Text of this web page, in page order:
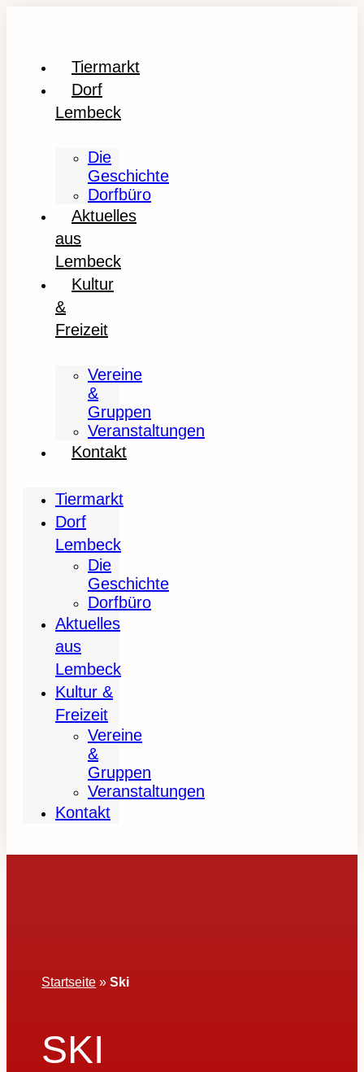
Tiermarkt
Dorf
Lembeck
Die
Geschichte
Dorfbüro
Aktuelles
aus
Lembeck
Kultur
&
Freizeit
Vereine
&
Gruppen
Veranstaltungen
Kontakt
Tiermarkt
Dorf
Lembeck
Die
Geschichte
Dorfbüro
Aktuelles
aus
Lembeck
Kultur &
Freizeit
Vereine
&
Gruppen
Veranstaltungen
Kontakt
Startseite »Ski
SKI